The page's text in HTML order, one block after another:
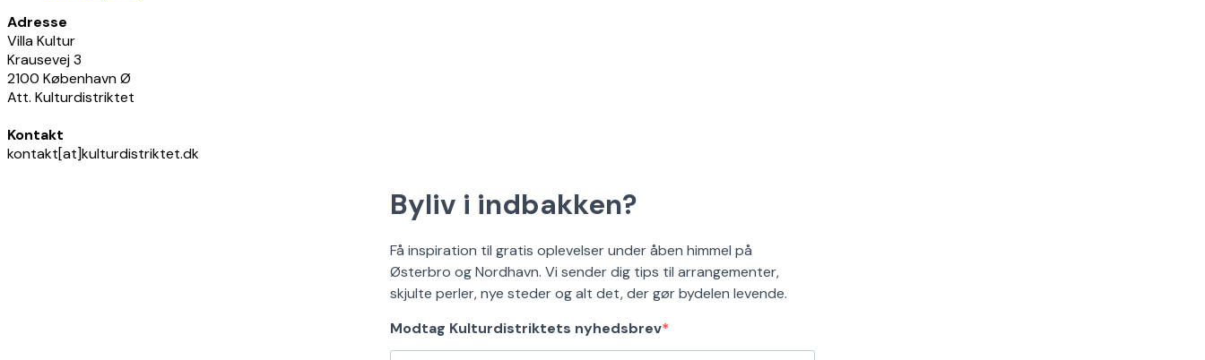
Adresse
Villa Kultur
Krausevej 3
2100 København Ø
Att. Kulturdistriktet
Kontakt
kontakt[at]kulturdistriktet.dk
Byliv i indbakken?
Få inspiration til gratis oplevelser under åben himmel på
Østerbro og Nordhavn. Vi sender dig tips til arrangementer,
skjulte perler, nye steder og alt det, der gør bydelen levende.
Modtag Kulturdistriktets nyhedsbrev